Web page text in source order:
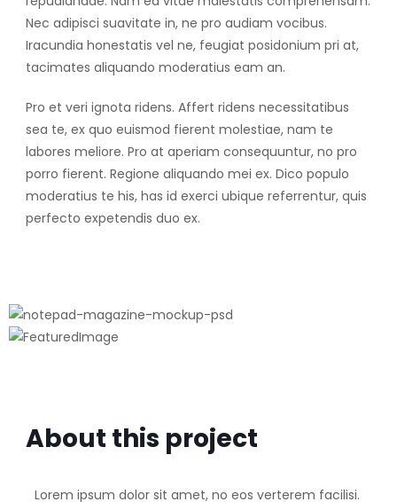
Nec adipisci suavitate in, ne pro audiam vocibus.
Iracundia honestatis vel ne, feugiat posidonium pri at,
tacimates aliquando moderatius eam an.
Pro et veri ignota ridens. Affert ridens necessitatibus
sea te, ex quo euismod fierent molestiae, nam te
labores meliore. Pro at aperiam consequuntur, no pro
porro fierent. Regione aliquando mei ex. Dico populo
moderatius te his, has id exerci ubique referrentur, quis
perfecto expetendis duo ex.
About this project
Lorem ipsum dolor sit amet, no eos verterem facilisi.